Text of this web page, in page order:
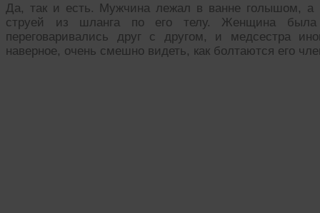
Да, так и есть. Мужчина лежал в ванне голышом, а
струей из шланга по его телу. Женщина
переговаривались друг с другом, и медсестра
наверное, очень смешно видеть, как болтаются его